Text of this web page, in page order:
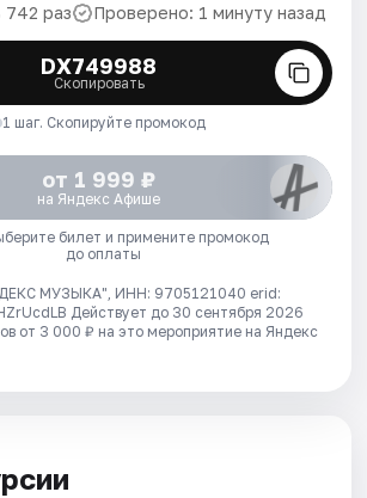
742 раз Проверено: 1 минуту назад
DX749988
Скопировать
1 шаг. Скопируйте промокод
от 1 999 ₽
на Яндекс Афише
билет и примените промокод
до оплаты
МУЗЫКА", ИНН: 9705121040 erid:
Действует до 30 сентября 2026
от 3 000 ₽ на это мероприятие на Яндекс